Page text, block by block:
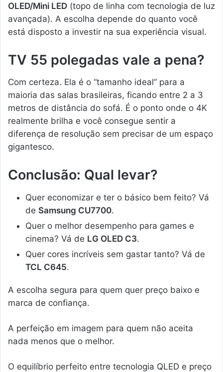
OLED/Mini LED (topo de linha com tecnologia de luz
avançada). A escolha depende do quanto você
está disposto a investir na sua experiência visual.
TV 55 polegadas vale a pena?
Com certeza. Ela é o “tamanho ideal” para a
maioria das salas brasileiras, ficando entre 2 a 3
metros de distância do sofá. É o ponto onde o 4K
realmente brilha e você consegue sentir a
diferença de resolução sem precisar de um espaço
gigantesco.
Conclusão: Qual levar?
Quer economizar e ter o básico bem feito? Vá
de Samsung CU7700.
Quer o melhor desempenho para games e
cinema? Vá de LG OLED C3.
Quer cores incríveis sem gastar tanto? Vá de
TCL C645.
A escolha segura para quem quer preço baixo e
marca de confiança.
A perfeição em imagem para quem não aceita
nada menos que o melhor.
O equilíbrio perfeito entre tecnologia QLED e preço